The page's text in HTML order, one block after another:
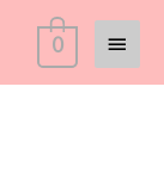
Menu
0